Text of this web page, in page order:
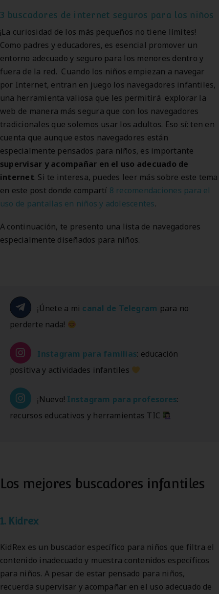
3 buscadores de internet seguros para los niños
¡La curiosidad de los más pequeños no tiene límites!
Como padres y educadores, es esencial promover un
entorno adecuado y seguro para los menores dentro y
fuera de la red. Cuando los niños empiezan a navegar
por Internet, entran en juego los navegadores infantiles,
una herramienta valiosa que les permitirá explorar la
web de manera más segura que con los navegadores
tradicionales que solemos usar los adultos. Eso sí: ten en
cuenta que aunque estos navegadores están
especialmente pensados para niños, es importante
supervisar y acompañar en el uso adecuado de
internet. Si te interesa, puedes leer más sobre este tema
en este post donde compartí 8 recomendaciones para el
uso de pantallas en niños y adolescentes.
A continuación, te presento una lista de navegadores
especialmente diseñados para niños.
¡Únete a mi canal de Telegram para no
perderte nada!
Instagram para familias: educación
positiva y actividades infantiles
¡Nuevo! Instagram para profesores:
recursos educativos y herramientas TIC
Los mejores buscadores infantiles
1. Kidrex
KidRex es un buscador específico para niños que filtra el
contenido inadecuado y muestra contenidos específicos
para niños. A pesar de estar pensado para niños,
recuerda supervisar y acompañar en el uso adecuado de